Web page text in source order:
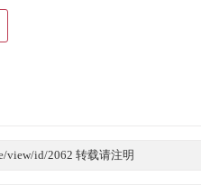
view/id/2062 转载请注明